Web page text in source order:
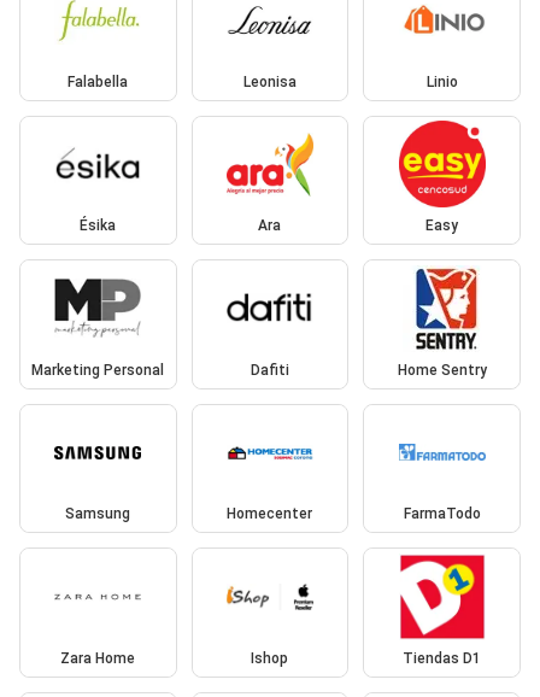
Falabella Leonisa Linio
Ésika Ara Easy
Marketing Personal Dafiti Home Sentry
Samsung Homecenter FarmaTodo
Zara Home Ishop Tiendas D1